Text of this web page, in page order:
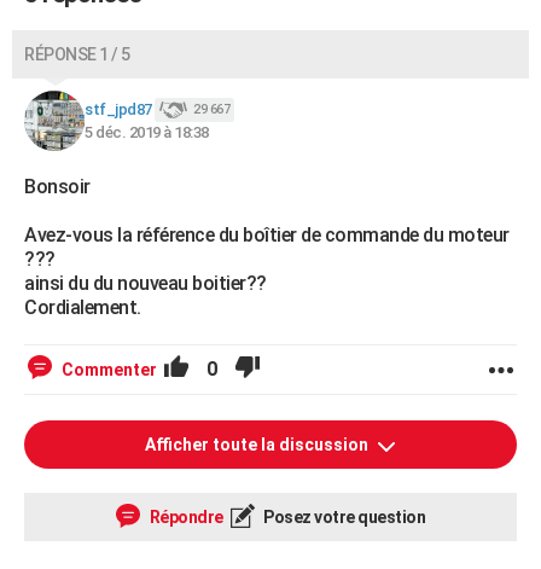
RÉPONSE 1 / 5
stf_jpd87 29 667
5 déc. 2019 à 18:38
Bonsoir
Avez-vous la référence du boîtier de commande du moteur
???
ainsi du du nouveau boitier??
Cordialement.
Commenter 0
Afficher toute la discussion
Répondre Posez votre question